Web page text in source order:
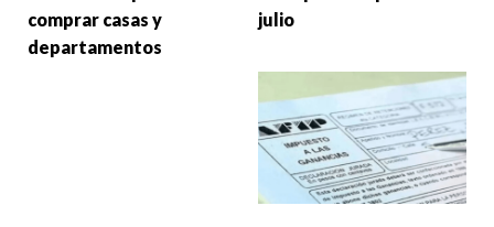
comprar casas y
departamentos
julio